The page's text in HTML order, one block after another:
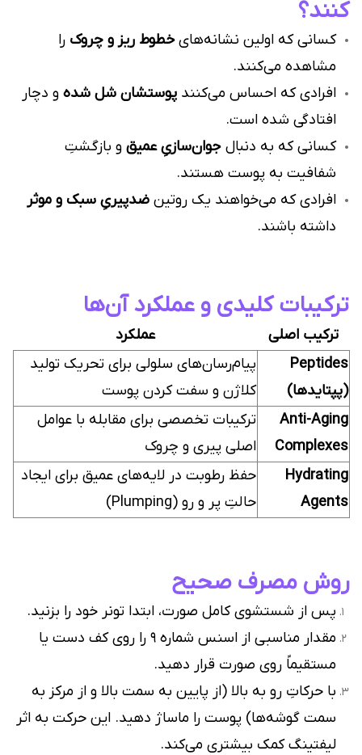
کنند؟
کسانی که اولین نشانه‌هایخطوط ریز و چروک را
مشاهده می‌کنند.
افرادی که احساس می‌کنند پوستشان شل شده و دچار
افتادگی شده است.
کسانی که به دنبال جوان‌سازیِ عمیق و بازگشتِ
شفافیت به پوست هستند.
افرادی که می‌خواهند یک روتین ضدپیریِ سبک و موثر
داشته باشند.
ترکیبات کلیدی و عملکرد آن‌ها
ترکیب اصلی
عملکرد
Peptides
(پپتایدها)
پیام‌رسان‌های سلولی برای تحریک تولید
کلاژن و سفت کردن پوست
Anti-Aging
Complexes
ترکیبات تخصصی برای مقابله با عوامل
اصلی پیری و چروک
Hydrating
Agents
حفظ رطوبت در لایه‌های عمیق برای ایجاد
حالتِ پر و رو (Plumping)
روش مصرف صحیح
پس از شستشوی کامل صورت، ابتدا تونر خود را بزنید.
مقدار مناسبی از اسنس شماره ۹ را روی کف دست یا
مستقیماً روی صورت قرار دهید.
با حرکاتِ رو به بالا (از پایین به سمت بالا و از مرکز به
سمت گوشه‌ها) پوست را ماساژ دهید. این حرکت به اثر
لیفتینگ کمک بیشتری می‌کند.